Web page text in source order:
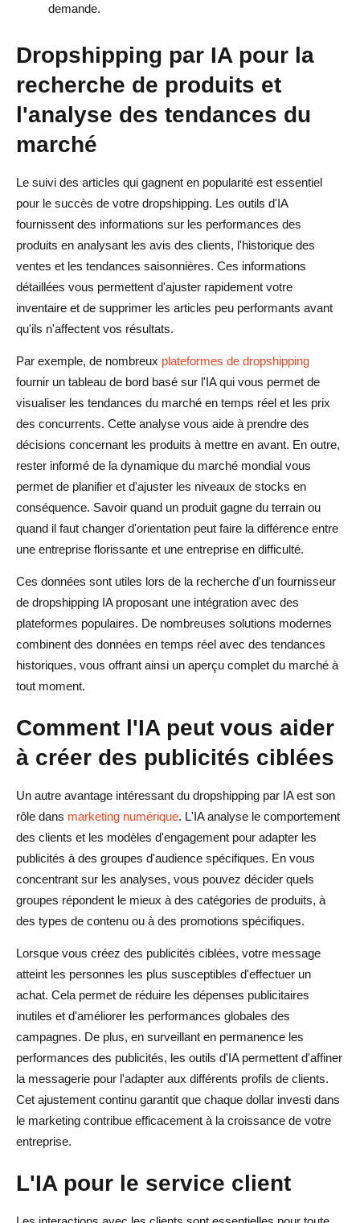
demande.
Dropshipping par IA pour la
recherche de produits et
l'analyse des tendances du
marché
Le suivi des articles qui gagnent en popularité est essentiel
pour le succès de votre dropshipping. Les outils d'IA
fournissent des informations sur les performances des
produits en analysant les avis des clients, l'historique des
ventes et les tendances saisonnières. Ces informations
détaillées vous permettent d'ajuster rapidement votre
inventaire et de supprimer les articles peu performants avant
qu'ils n'affectent vos résultats.
Par exemple, de nombreux plateformes de dropshipping
fournir un tableau de bord basé sur l'IA qui vous permet de
visualiser les tendances du marché en temps réel et les prix
des concurrents. Cette analyse vous aide à prendre des
décisions concernant les produits à mettre en avant. En outre,
rester informé de la dynamique du marché mondial vous
permet de planifier et d'ajuster les niveaux de stocks en
conséquence. Savoir quand un produit gagne du terrain ou
quand il faut changer d'orientation peut faire la différence entre
une entreprise florissante et une entreprise en difficulté.
Ces données sont utiles lors de la recherche d'un fournisseur
de dropshipping IA proposant une intégration avec des
plateformes populaires. De nombreuses solutions modernes
combinent des données en temps réel avec des tendances
historiques, vous offrant ainsi un aperçu complet du marché à
tout moment.
Comment l'IA peut vous aider
à créer des publicités ciblées
Un autre avantage intéressant du dropshipping par IA est son
rôle dans marketing numérique. L'IA analyse le comportement
des clients et les modèles d'engagement pour adapter les
publicités à des groupes d'audience spécifiques. En vous
concentrant sur les analyses, vous pouvez décider quels
groupes répondent le mieux à des catégories de produits, à
des types de contenu ou à des promotions spécifiques.
Lorsque vous créez des publicités ciblées, votre message
atteint les personnes les plus susceptibles d'effectuer un
achat. Cela permet de réduire les dépenses publicitaires
inutiles et d'améliorer les performances globales des
campagnes. De plus, en surveillant en permanence les
performances des publicités, les outils d'IA permettent d'affiner
la messagerie pour l'adapter aux différents profils de clients.
Cet ajustement continu garantit que chaque dollar investi dans
le marketing contribue efficacement à la croissance de votre
entreprise.
L'IA pour le service client